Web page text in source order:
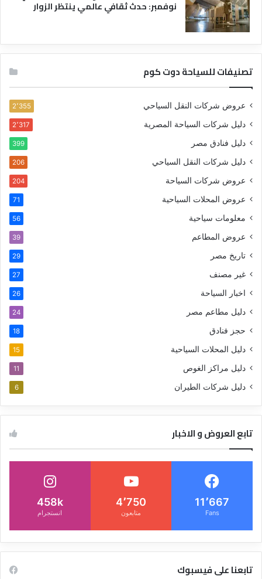
نوفمبر: حدث ثقافي عالمي ينتظر الزوار
تصنيفات للسياحة دوت كوم
عروض شركات النقل السياحي 2٬355
دليل شركات السياحة المصرية 2٬317
دليل فنادق مصر 399
دليل شركات النقل السياحي 206
عروض شركات السياحة 204
عروض المحلات السياحية 71
معلومات سياحية 56
عروض المطاعم 39
تاريخ مصر 29
غير مصنف 27
اخبار السياحة 26
دليل مطاعم مصر 24
حجز فنادق 18
دليل المحلات السياحية 15
دليل مراكز الغوص 11
دليل شركات الطيران 6
تابع العروض و الاخبار
11٬667
Fans
4٬750
متابعون
458k
انستجرام
تابعنا على فيسبوك